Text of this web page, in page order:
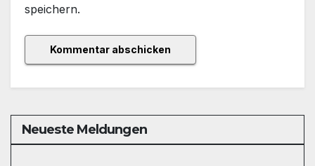
speichern.
Neueste Meldungen